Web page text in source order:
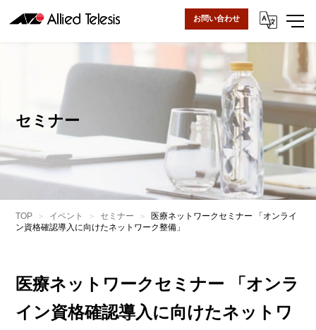
お問い合わせ
セミナー
TOP イベント セミナー
医療ネットワークセミナー 「オンライ
ン資格確認導入に向けたネットワーク整備」
医療ネットワークセミナー 「オンラ
イン資格確認導入に向けたネットワ